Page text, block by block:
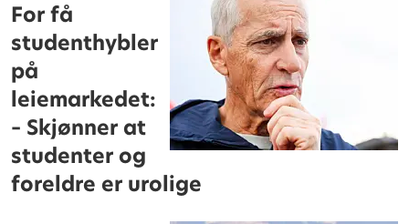
For få
studenthybler
på
leiemarkedet:
– Skjønner at
studenter og
foreldre er urolige